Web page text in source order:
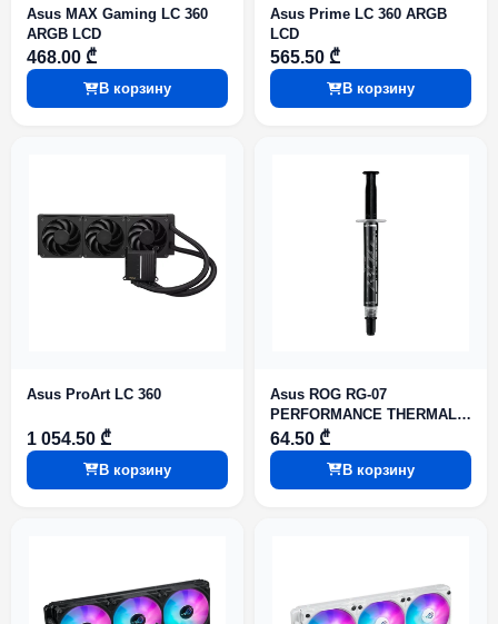
Asus MAX Gaming LC 360
ARGB LCD
468.00 ₾
В корзину
Asus Prime LC 360 ARGB
LCD
565.50 ₾
В корзину
Asus ProArt LC 360
1 054.50 ₾
В корзину
Asus ROG RG-07
PERFORMANCE THERMAL
PASTE
64.50 ₾
В корзину